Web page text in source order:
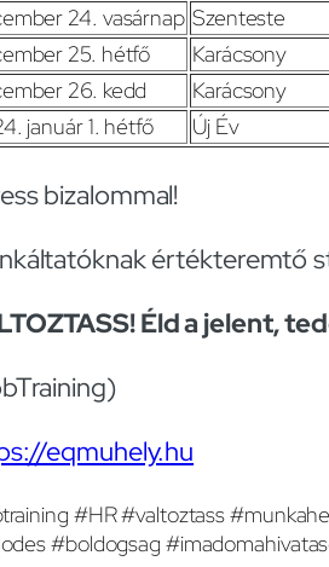
24. vasárnap Szenteste
25. hétfő
Karácsony
26. kedd
Karácsony
január 1. hétfő
Új Év
bizalommal!
értékteremtő
Éld a jelent,
eqmuhely.hu
#HR #valtoztass
#boldogsag